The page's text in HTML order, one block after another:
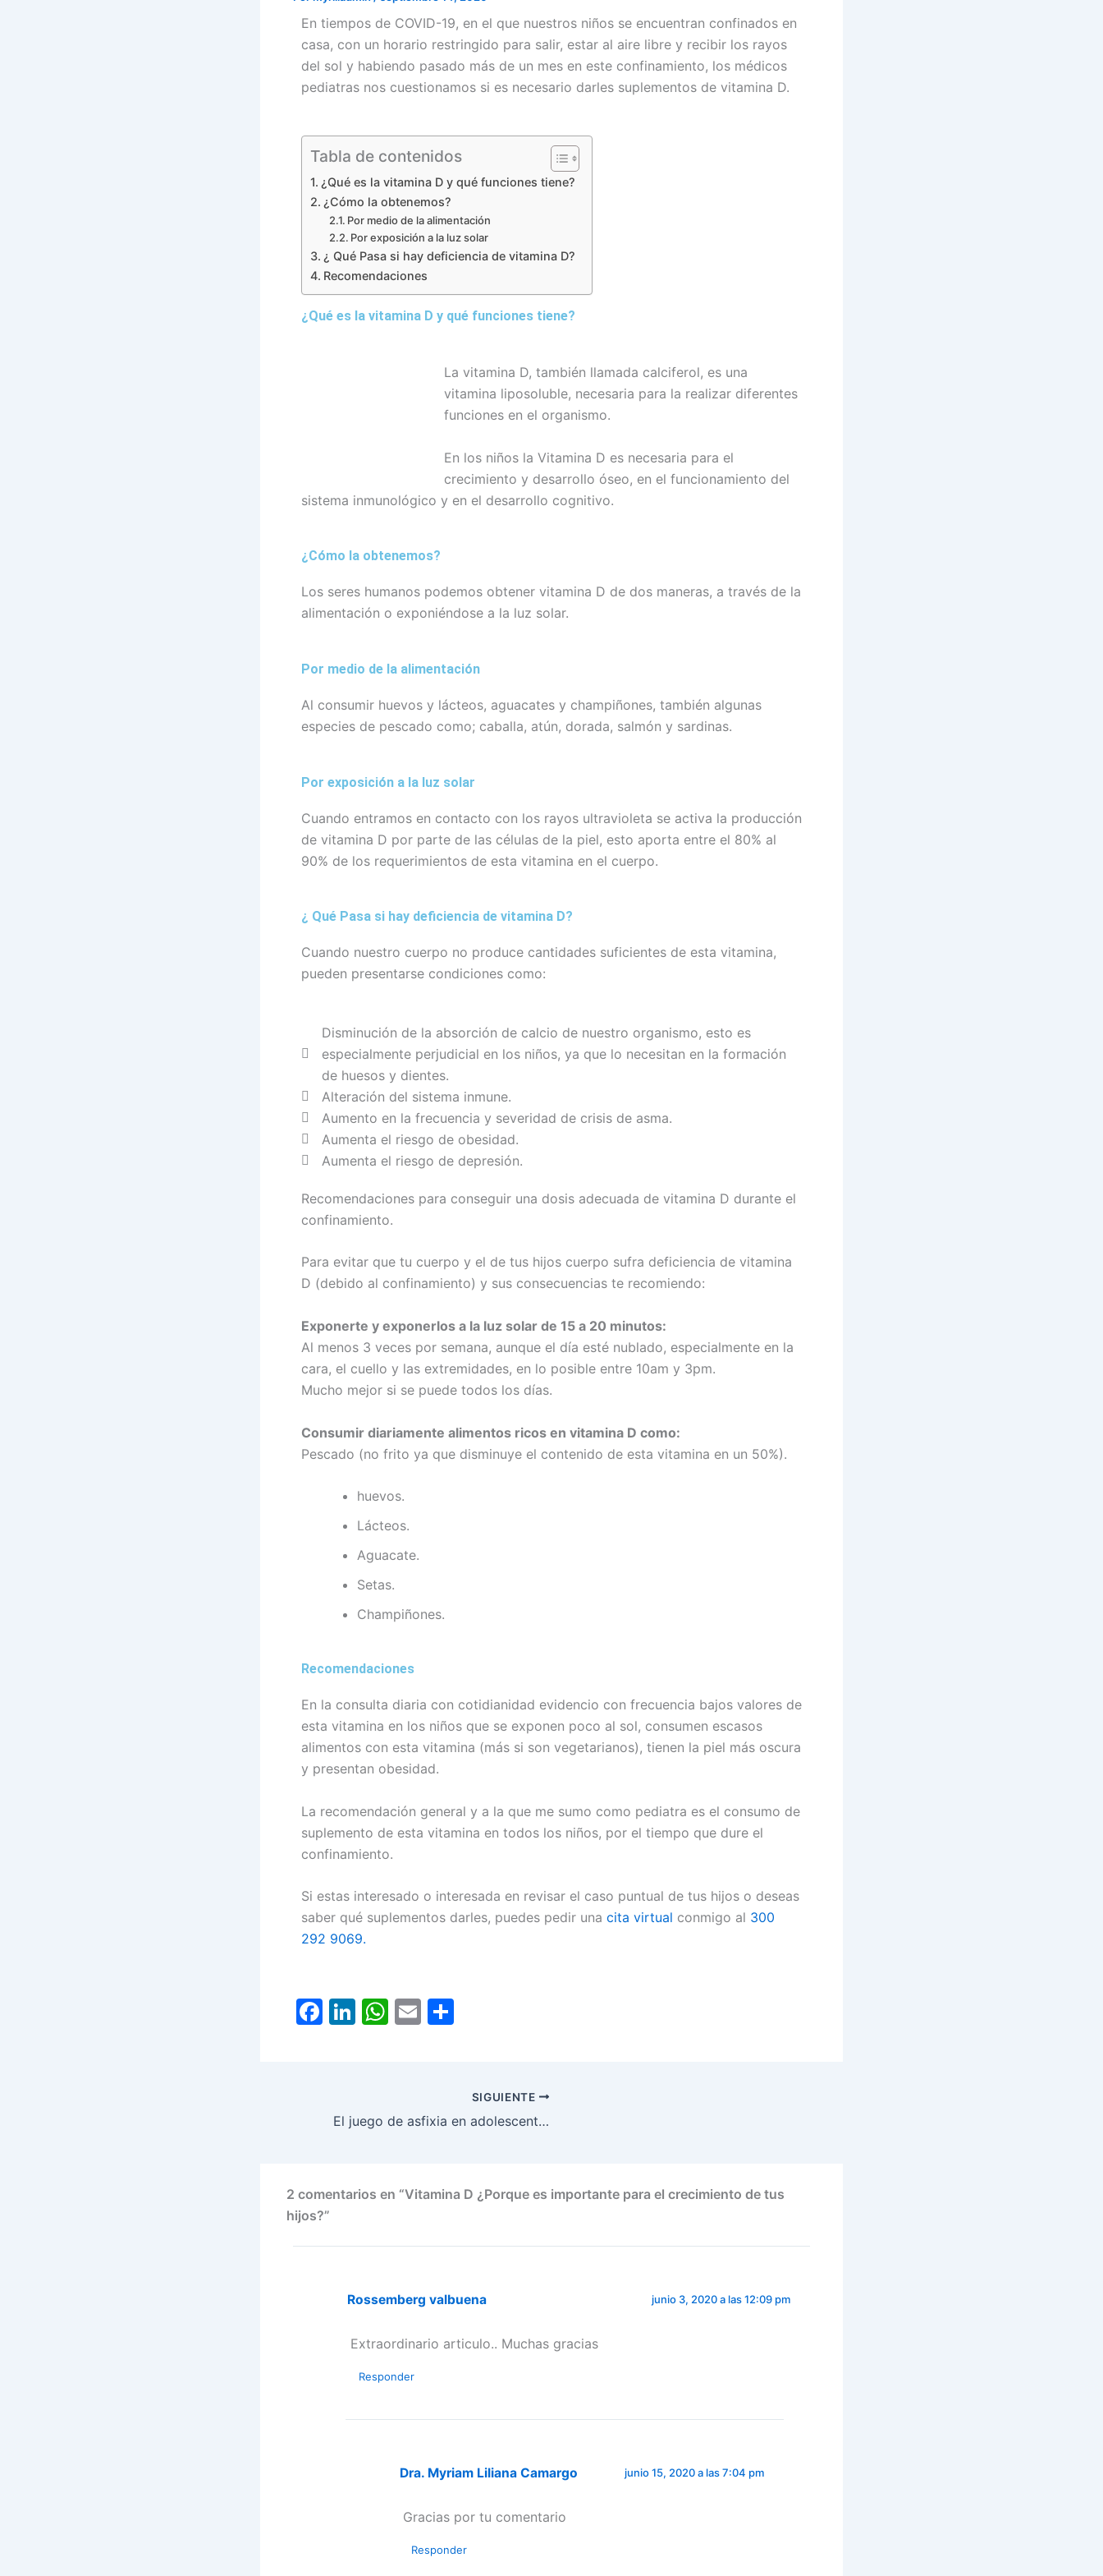
En tiempos de COVID-19, en el que nuestros niños se encuentran confinados en
casa, con un horario restringido para salir, estar al aire libre y recibir los rayos
del sol y habiendo pasado más de un mes en este confinamiento, los médicos
pediatras nos cuestionamos si es necesario darles suplementos de vitamina D.
Tabla de contenidos
¿Qué es la vitamina D y qué funciones tiene?
¿Cómo la obtenemos?
Por medio de la alimentación
Por exposición a la luz solar
¿ Qué Pasa si hay deficiencia de vitamina D?
Recomendaciones
¿Qué es la vitamina D y qué funciones tiene?
La vitamina D, también llamada calciferol, es una
vitamina liposoluble, necesaria para la realizar diferentes
funciones en el organismo.
En los niños la Vitamina D es necesaria para el
crecimiento y desarrollo óseo, en el funcionamiento del
sistema inmunológico y en el desarrollo cognitivo.
¿Cómo la obtenemos?
Los seres humanos podemos obtener vitamina D de dos maneras, a través de la
alimentación o exponiéndose a la luz solar.
Por medio de la alimentación
Al consumir huevos y lácteos, aguacates y champiñones, también algunas
especies de pescado como; caballa, atún, dorada, salmón y sardinas.
Por exposición a la luz solar
Cuando entramos en contacto con los rayos ultravioleta se activa la producción
de vitamina D por parte de las células de la piel, esto aporta entre el 80% al
90% de los requerimientos de esta vitamina en el cuerpo.
¿ Qué Pasa si hay deficiencia de vitamina D?
Cuando nuestro cuerpo no produce cantidades suficientes de esta vitamina,
pueden presentarse condiciones como:
Disminución de la absorción de calcio de nuestro organismo, esto es
especialmente perjudicial en los niños, ya que lo necesitan en la formación
de huesos y dientes.
Alteración del sistema inmune.
Aumento en la frecuencia y severidad de crisis de asma.
Aumenta el riesgo de obesidad.
Aumenta el riesgo de depresión.
Recomendaciones para conseguir una dosis adecuada de vitamina D durante el
confinamiento.
Para evitar que tu cuerpo y el de tus hijos cuerpo sufra deficiencia de vitamina
D (debido al confinamiento) y sus consecuencias te recomiendo:
Exponerte y exponerlos a la luz solar de 15 a 20 minutos:
Al menos 3 veces por semana, aunque el día esté nublado, especialmente en la
cara, el cuello y las extremidades, en lo posible entre 10am y 3pm.
Mucho mejor si se puede todos los días.
Consumir diariamente alimentos ricos en vitamina D como:
Pescado (no frito ya que disminuye el contenido de esta vitamina en un 50%).
huevos.
Lácteos.
Aguacate.
Setas.
Champiñones.
Recomendaciones
En la consulta diaria con cotidianidad evidencio con frecuencia bajos valores de
esta vitamina en los niños que se exponen poco al sol, consumen escasos
alimentos con esta vitamina (más si son vegetarianos), tienen la piel más oscura
y presentan obesidad.
La recomendación general y a la que me sumo como pediatra es el consumo de
suplemento de esta vitamina en todos los niños, por el tiempo que dure el
confinamiento.
Si estas interesado o interesada en revisar el caso puntual de tus hijos o deseas
saber qué suplementos darles, puedes pedir una cita virtual conmigo al 300
292 9069.
F
b
k
Li
dI
W
A
E
ar
SIGUIENTE
El juego de asfixia en adolescentes
2 comentarios en “Vitamina D ¿Porque es importante para el crecimiento de tus
hijos?”
Rossemberg valbuena junio 3, 2020 a las 12:09 pm
Extraordinario articulo.. Muchas gracias
Responder
Dra. Myriam Liliana Camargo junio 15, 2020 a las 7:04 pm
Gracias por tu comentario
Responder